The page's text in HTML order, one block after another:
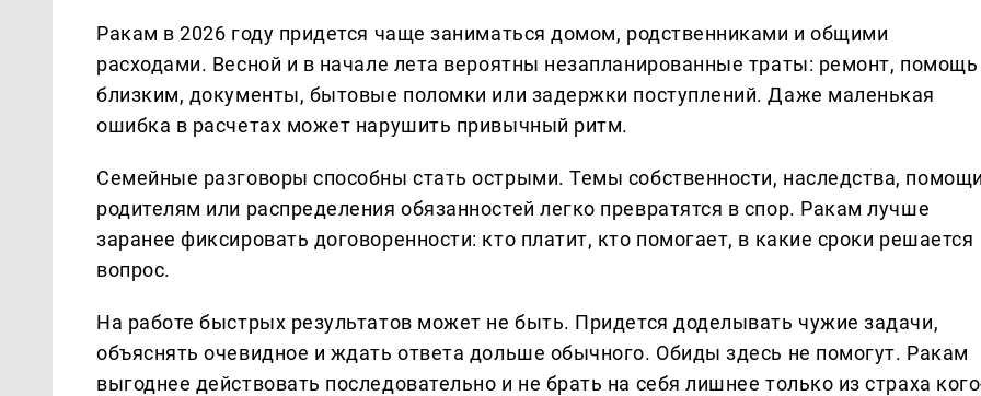
Ракам в 2026 году придется чаще заниматься домом, родственниками и общими
расходами. Весной и в начале лета вероятны незапланированные траты: ремонт, помощь
близким, документы, бытовые поломки или задержки поступлений. Даже маленькая
ошибка в расчетах может нарушить привычный ритм.
Семейные разговоры способны стать острыми. Темы собственности, наследства,
родителям или распределения обязанностей легко превратятся в спор. Ракам лучше
заранее фиксировать договоренности: кто платит, кто помогает, в какие сроки решается
вопрос.
На работе быстрых результатов может не быть. Придется доделывать чужие задачи,
объяснять очевидное и ждать ответа дольше обычного. Обиды здесь не помогут. Ракам
выгоднее действовать последовательно и не брать на себя лишнее только из страха